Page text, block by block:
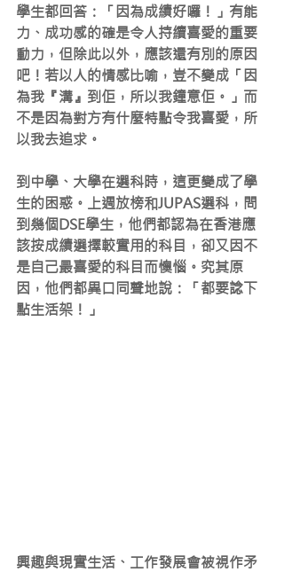
學生都回答：「因為成績好囉！」有能
力、成功感的確是令人持續喜愛的重要
動力，但除此以外，應該還有別的原因
吧！若以人的情感比喻，豈不變成「因
為我『溝』到佢，所以我鐘意佢。」而
不是因為對方有什麼特點令我喜愛，所
以我去追求。
到中學、大學在選科時，這更變成了學
生的困惑。上週放榜和JUPAS選科，問
到幾個DSE學生，他們都認為在香港應
該按成績選擇較實用的科目，卻又因不
是自己最喜愛的科目而懊惱。究其原
因，他們都異口同聲地說：「都要諗下
點生活架！」
興趣與現實生活、工作發展會被視作矛